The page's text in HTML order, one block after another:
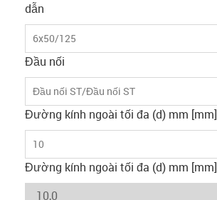
dẫn
6x50/125
Đầu nối
Đầu nối ST/Đầu nối ST
Đường kính ngoài tối đa (d) mm [mm]
10
Đường kính ngoài tối đa (d) mm [mm]